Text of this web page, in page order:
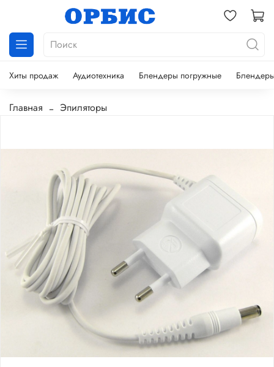
Хиты продаж Аудиотехника Блендеры погружные
Главная Эпиляторы